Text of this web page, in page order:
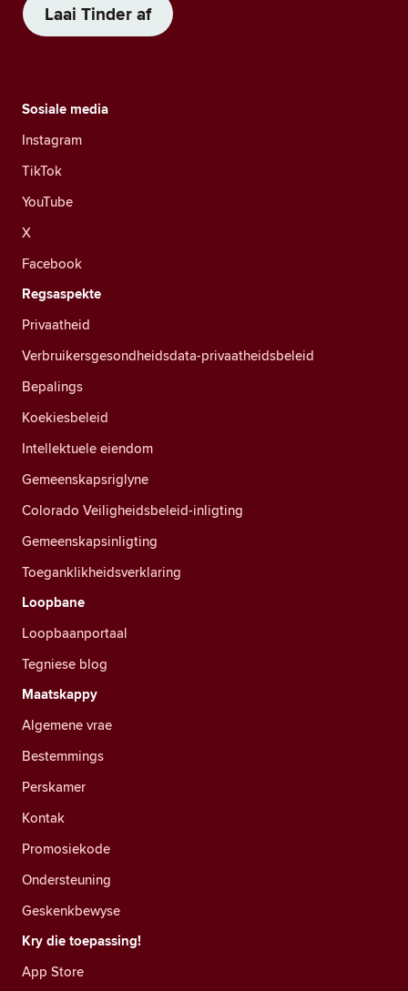
Laai Tinder af
Sosiale media
Instagram
TikTok
YouTube
X
Facebook
Regsaspekte
Privaatheid
Verbruikersgesondheidsdata-privaatheidsbeleid
Bepalings
Koekiesbeleid
Intellektuele eiendom
Gemeenskapsriglyne
Colorado Veiligheidsbeleid-inligting
Gemeenskapsinligting
Toeganklikheidsverklaring
Loopbane
Loopbaanportaal
Tegniese blog
Maatskappy
Algemene vrae
Bestemmings
Perskamer
Kontak
Promosiekode
Ondersteuning
Geskenkbewyse
Kry die toepassing!
App Store